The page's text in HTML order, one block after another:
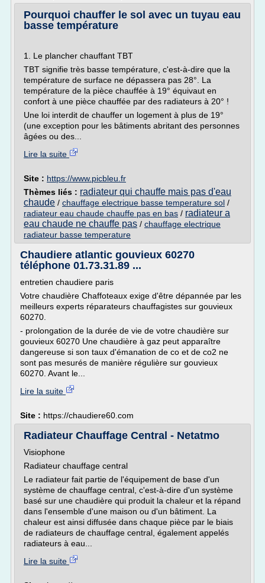
Pourquoi chauffer le sol avec un tuyau eau
basse température
1. Le plancher chauffant TBT
TBT signifie très basse température, c'est-à-dire que la
température de surface ne dépassera pas 28°. La
température de la pièce chauffée à 19° équivaut en
confort à une pièce chauffée par des radiateurs à 20° !
Une loi interdit de chauffer un logement à plus de 19°
(une exception pour les bâtiments abritant des personnes
âgées ou des...
Lire la suite
Site : https://www.picbleu.fr
Thèmes liés : radiateur qui chauffe mais pas d'eau
chaude / chauffage electrique basse temperature sol /
radiateur eau chaude chauffe pas en bas / radiateur a
eau chaude ne chauffe pas / chauffage electrique
radiateur basse temperature
Chaudiere atlantic gouvieux 60270
téléphone 01.73.31.89 ...
entretien chaudiere paris
Votre chaudière Chaffoteaux exige d'être dépannée par les
meilleurs experts réparateurs chauffagistes sur gouvieux
60270.
- prolongation de la durée de vie de votre chaudière sur
gouvieux 60270 Une chaudière à gaz peut apparaître
dangereuse si son taux d'émanation de co et de co2 ne
sont pas mesurés de manière régulière sur gouvieux
60270. Avant le...
Lire la suite
Site : https://chaudiere60.com
Radiateur Chauffage Central - Netatmo
Visiophone
Radiateur chauffage central
Le radiateur fait partie de l'équipement de base d'un
système de chauffage central, c'est-à-dire d'un système
basé sur une chaudière qui produit la chaleur et la répand
dans l'ensemble d'une maison ou d'un bâtiment. La
chaleur est ainsi diffusée dans chaque pièce par le biais
de radiateurs de chauffage central, également appelés
radiateurs à eau...
Lire la suite